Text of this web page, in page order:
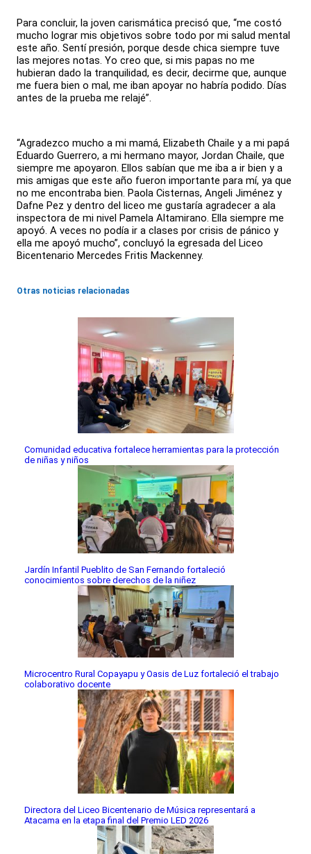
Para concluir, la joven carismática precisó que, “me costó
mucho lograr mis objetivos sobre todo por mi salud mental
este año. Sentí presión, porque desde chica siempre tuve
las mejores notas. Yo creo que, si mis papas no me
hubieran dado la tranquilidad, es decir, decirme que, aunque
me fuera bien o mal, me iban apoyar no habría podido. Días
antes de la prueba me relajé”.
“Agradezco mucho a mi mamá, Elizabeth Chaile y a mi papá
Eduardo Guerrero, a mi hermano mayor, Jordan Chaile, que
siempre me apoyaron. Ellos sabían que me iba a ir bien y a
mis amigas que este año fueron importante para mí, ya que
no me encontraba bien. Paola Cisternas, Angeli Jiménez y
Dafne Pez y dentro del liceo me gustaría agradecer a ala
inspectora de mi nivel Pamela Altamirano. Ella siempre me
apoyó. A veces no podía ir a clases por crisis de pánico y
ella me apoyó mucho”, concluyó la egresada del Liceo
Bicentenario Mercedes Fritis Mackenney.
Otras noticias relacionadas
Comunidad educativa fortalece herramientas para la protección
de niñas y niños
Jardín Infantil Pueblito de San Fernando fortaleció
conocimientos sobre derechos de la niñez
Microcentro Rural Copayapu y Oasis de Luz fortaleció el trabajo
colaborativo docente
Directora del Liceo Bicentenario de Música representará a
Atacama en la etapa final del Premio LED 2026